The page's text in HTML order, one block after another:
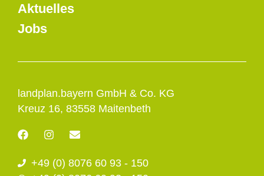
landplan.bayern GmbH & Co. KG
Kreuz 16, 83558 Maitenbeth
F
a
e
I
n
t
E
e
+49 (0) 8076 60 93 - 150
Aktuelles
Jobs